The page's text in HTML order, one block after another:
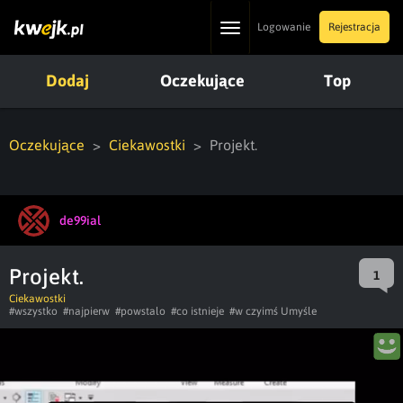
ToggleLogowanie Rejestracja
Dodaj Oczekujące Top
Oczekujące Ciekawostki Projekt.
de99ial
Projekt. 1
Ciekawostki
#wszystko #najpierw #powstalo #co istnieje #w czyimś Umyśle